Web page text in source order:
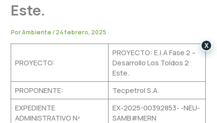
Este.
PorAmbiente/24 febrero, 2025
PROYECTO:
PROYECTO: E.I.A Fase 2 –
Desarrollo Los Toldos 2
Este.
PROPONENTE:
Tecpetrol S.A.
EXPEDIENTE
ADMINISTRATIVO Nº
EX-2025-00392853- -NEU-
SAMB#MERN
X